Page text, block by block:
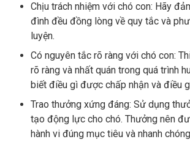
Chịu trách nhiệm với chó con: Hãy
đình đều đồng lòng về quy tắc và
luyện.
Có nguyên tắc rõ ràng với chó con:
rõ ràng và nhất quán trong quá trình
biết điều gì được chấp nhận và điều
Trao thưởng xứng đáng: Sử dụng
tạo động lực cho chó. Thưởng nên
hành vi đúng mục tiêu và nhanh